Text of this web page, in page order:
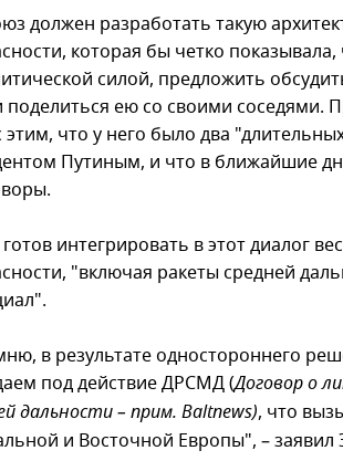
должен разработать такую
которая бы четко показывала,
силой, предложить
ею со своими соседями.
этим, что у него было два
Путиным, и что в ближайшие
интегрировать в этот диалог
"включая ракеты средней
в результате одностороннего
под действие ДРСМД (Договор о
дальности – прим. Baltnews), что
и Восточной Европы", –